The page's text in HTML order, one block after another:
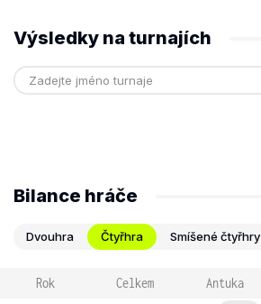
Výsledky na turnajích
Bilance hráče
Dvouhra Čtyřhra Smíšené čtyřhry
Rok Celkem Antuka